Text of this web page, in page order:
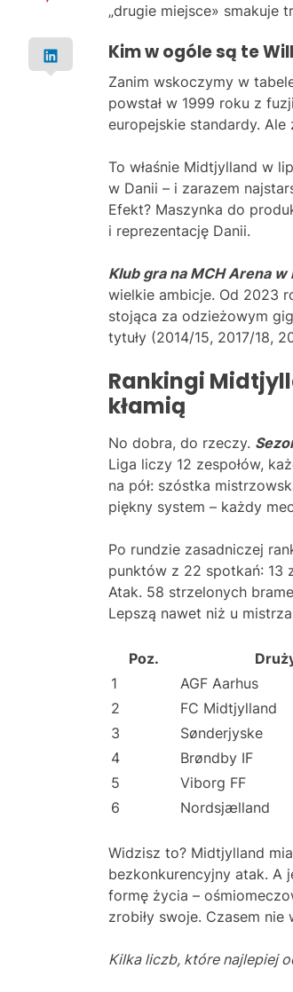
„drugie miejsce» smakuje
Kim w ogóle są te
Zanim wskoczymy w
powstał w 1999 roku z
europejskie standardy. Ale
To właśnie Midtjylland w
w Danii – i zarazem
Efekt? Maszynka do
i reprezentację Danii.
Klub gra na MCH Arena
wielkie ambicje. Od 2023
stojąca za odzieżowym
tytuły (2014/15, 2017/18,
Rankingi
kłamią
No dobra, do rzeczy.
Liga liczy 12 zespołów,
na pół: szóstka
piękny system – każdy
Po rundzie zasadniczej
punktów z 22 spotkań: 13
Atak. 58 strzelonych
Lepszą nawet niż u
Poz.
1
AGF Aarhus
2
FC Midtjylland
3
Sønderjyske
4
Brøndby IF
5
Viborg FF
6
Nordsjælland
Widzisz to? Midtjylland
bezkonkurencyjny atak. A
formę życia –
zrobiły swoje. Czasem
Kilka liczb, które najlepiej